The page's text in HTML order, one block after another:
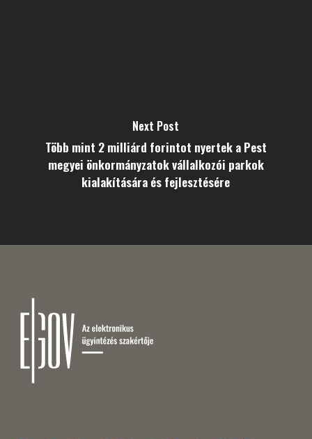
Next Post
Több mint 2 milliárd forintot nyertek a Pest
megyei önkormányzatok vállalkozói parkok
kialakítására és fejlesztésére